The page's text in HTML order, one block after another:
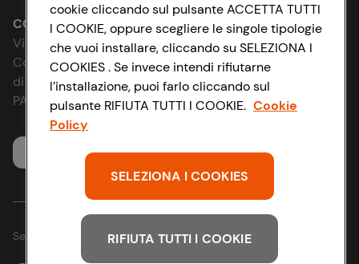
Accessibilità
D&I e Parità di Genere
Strategia Fiscale
Le cooperative
News & Approfondimenti
Richiami prodotto
Whistleblowing
CONAD SOCIETÀ COOPERATIVA
Via Michelino, 59 | 40127 BOLOGNA
Codice Fiscale e Registro Imprese
di Bologna 00865960157
PARTITA IVA 03320960374
Servizio clienti
Seguici sui Social:
cookie cliccando sul pulsante ACCETTA TUTTI
I COOKIE, oppure scegliere le singole tipologie
che vuoi installare, cliccando su SELEZIONA I
COOKIES . Se invece intendi rifiutarne
l’installazione, puoi farlo cliccando sul
pulsante RIFIUTA TUTTI I COOKIE. Cookie
Policy
SELEZIONA I COOKIES
RIFIUTA TUTTI I COOKIE